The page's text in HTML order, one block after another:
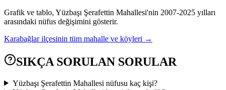
Grafik ve tablo, Yüzbaşı Şerafettin Mahallesi'nin 2007-2025 yılları
arasındaki nüfus değişimini gösterir.
Karabağlar ilçesinin tüm mahalle ve köyleri →
SIKÇA SORULAN SORULAR
Yüzbaşı Şerafettin Mahallesi nüfusu kaç kişi?